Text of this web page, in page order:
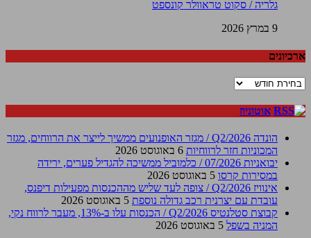
גלריה / סקוט טראוולר קונספט
9 במרץ 2026
ארכיונים
ארכיונים
אוטוניוז
הונדה Q2/2026 / מגזר האופנועים ממשיך לייצר את הרווחים, מגזר
המכוניות חזר לרווחיות 6 באוגוסט 2026
יבואניות 07/2026 / כלמוביל ממשיכה להגדיל פערים, ירידה
במסירות קרסו 5 באוגוסט 2026
אינוויז Q2/2026 / צופה לעד שליש מההכנסות מפעילות דיפנס,
עובדת עם יצרנית רכב גדולה נוספת 5 באוגוסט 2026
קבוצת סטלנטיס Q2/2026 / הכנסות עלו ב-13%, מעבר לרווח נקי,
המניה בשפל 5 באוגוסט 2026